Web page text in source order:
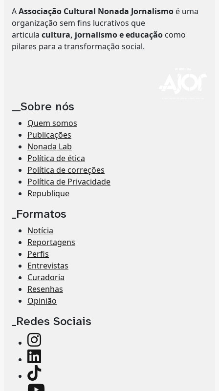
AAssociação Cultural Nonada Jornalismo é uma
organização sem fins lucrativos que
articula cultura, jornalismo e educação como
pilares para a transformação social.
__Sobre nós
Quem somos
Publicações
Nonada Lab
Política de ética
Política de correções
Política de Privacidade
Republique
_Formatos
Notícia
Reportagens
Perfis
Entrevistas
Curadoria
Resenhas
Opinião
_Redes Sociais